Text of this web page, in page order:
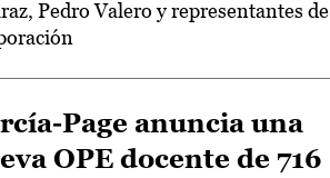
Pedro Valero y representantes
Page anuncia una
OPE docente de 716